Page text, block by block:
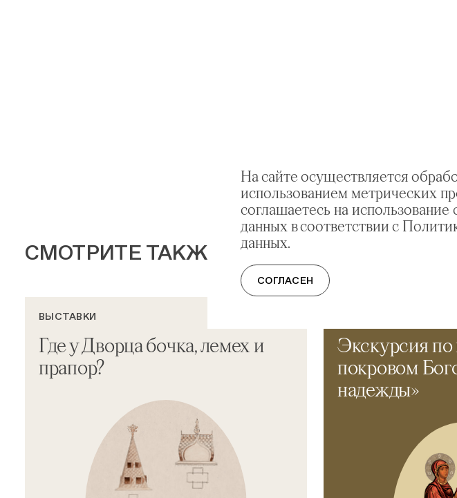
На сайте осуществляется
использованием метрических
соглашаетесь на
данных в соответствии с
данных.
СОГЛАСЕН
СМОТРИТЕ ТАКЖЕ
ВЫСТАВКИ
Где у Дворца бочка, лемех и
прапор?
Экскурсия по
покровом
надежды»